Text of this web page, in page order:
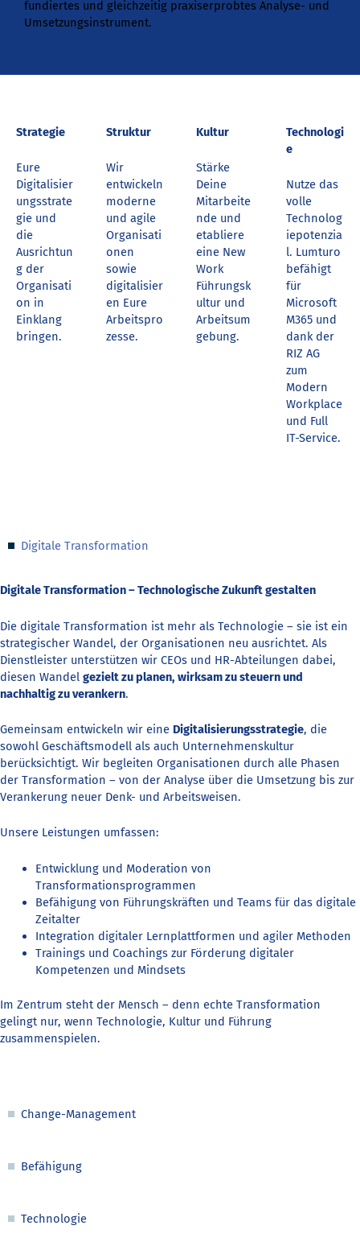
fundiertes und gleichzeitig praxiserprobtes Analyse- und
Umsetzungsinstrument.
Strategie
Eure
Digitalisier
ungsstrate
gie und
die
Ausrichtun
g der
Organisati
on in
Einklang
bringen.
Struktur
Wir
entwickeln
moderne
und agile
Organisati
onen
sowie
digitalisier
en Eure
Arbeitspro
zesse.
Kultur
Stärke
Deine
Mitarbeite
nde und
etabliere
eine New
Work
Führungsk
ultur und
Arbeitsum
gebung.
Technologi
e
Nutze das
volle
Technolog
iepotenzia
l. Lumturo
befähigt
für
Microsoft
M365 und
dank der
RIZ AG
zum
Modern
Workplace
und Full
IT-Service.
Digitale Transformation
Digitale Transformation – Technologische Zukunft gestalten
Die digitale Transformation ist mehr als Technologie – sie ist ein
strategischer Wandel, der Organisationen neu ausrichtet. Als
Dienstleister unterstützen wir CEOs und HR-Abteilungen dabei,
diesen Wandel gezielt zu planen, wirksam zu steuern und
nachhaltig zu verankern.
Gemeinsam entwickeln wir eine Digitalisierungsstrategie, die
sowohl Geschäftsmodell als auch Unternehmenskultur
berücksichtigt. Wir begleiten Organisationen durch alle Phasen
der Transformation – von der Analyse über die Umsetzung bis zur
Verankerung neuer Denk- und Arbeitsweisen.
Unsere Leistungen umfassen:
Entwicklung und Moderation von
Transformationsprogrammen
Befähigung von Führungskräften und Teams für das digitale
Zeitalter
Integration digitaler Lernplattformen und agiler Methoden
Trainings und Coachings zur Förderung digitaler
Kompetenzen und Mindsets
Im Zentrum steht der Mensch – denn echte Transformation
gelingt nur, wenn Technologie, Kultur und Führung
zusammenspielen.
Change-Management
Befähigung
Technologie